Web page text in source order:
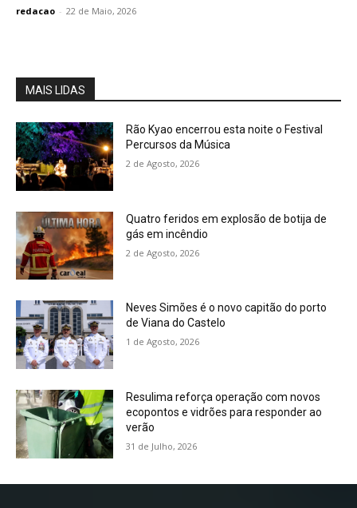
redacao - 22 de Maio, 2026
MAIS LIDAS
Rão Kyao encerrou esta noite o Festival
Percursos da Música
2 de Agosto, 2026
Quatro feridos em explosão de botija de
gás em incêndio
2 de Agosto, 2026
Neves Simões é o novo capitão do porto
de Viana do Castelo
1 de Agosto, 2026
Resulima reforça operação com novos
ecopontos e vidrões para responder ao
verão
31 de Julho, 2026